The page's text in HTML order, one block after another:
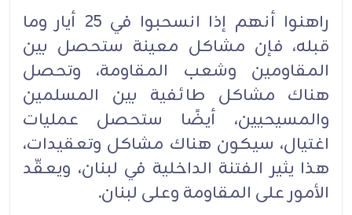
راهنوا أنهم إذا انسحبوا في 25 أيار وما
قبله، فإن مشاكل معينة ستحصل بين
المقاومين وشعب المقاومة، ‏وتحصل
هناك مشاكل طائفية بين المسلمين
والمسيحيين، أيضًا ستحصل عمليات
اغتيال، سيكون هناك ‏مشاكل وتعقيدات،
هذا يثير الفتنة الداخلية في لبنان، ويعقّد
الأمور على المقاومة وعلى لبنان.‏